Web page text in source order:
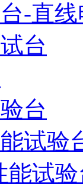
-直
台
台
试验
能试